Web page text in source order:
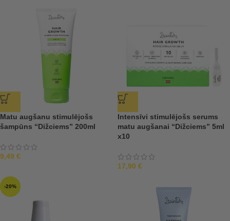
Matu augšanu stimulējošs
šampūns “Dižciems” 200ml
9,49 €
Intensīvi stimulējošs serums
matu augšanai “Dižciems” 5ml
x10
17,90 €
-20%